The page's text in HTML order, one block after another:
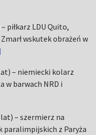
piłkarz LDU Quito,
wskutek obrażeń w
– niemiecki kolarz
barwach NRD i
– szermierz na
z Paryża